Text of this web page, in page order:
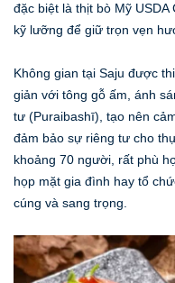
đặc biệt là thịt bò Mỹ
kỹ lưỡng để giữ trọn vẹn
Không gian tại Saju được
giản với tông gỗ ấm, ánh
tư (Puraibashī), tạo nên
đảm bảo sự riêng tư cho
khoảng 70 người, rất phù
họp mặt gia đình hay tổ
cúng và sang trọng.